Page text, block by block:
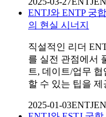
ENTJ와 ENTP 궁
의 현실 시너지
직설적인 리더
를 실전 관점에서
트, 데이트/업무
할 수 있는 팁을 제
2025-01-03ENTJ